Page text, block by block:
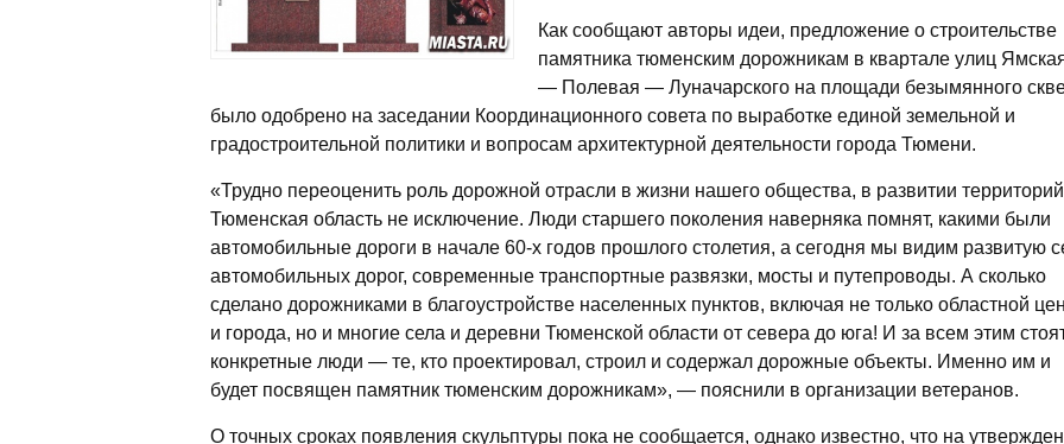
Как сообщают авторы идеи, предложение о строительстве
памятника тюменским дорожникам в квартале улиц
— Полевая — Луначарского на площади безымянного
было одобрено на заседании Координационного совета по выработке единой земельной и
градостроительной политики и вопросам архитектурной деятельности города Тюмени.
«Трудно переоценить роль дорожной отрасли в жизни нашего общества, в развитии
Тюменская область не исключение. Люди старшего поколения наверняка помнят, какими были
автомобильные дороги в начале 60-х годов прошлого столетия, а сегодня мы видим развитую
автомобильных дорог, современные транспортные развязки, мосты и путепроводы. А сколько
сделано дорожниками в благоустройстве населенных пунктов, включая не только областной
и города, но и многие села и деревни Тюменской области от севера до юга! И за всем этим
конкретные люди — те, кто проектировал, строил и содержал дорожные объекты. Именно им и
будет посвящен памятник тюменским дорожникам», — пояснили в организации ветеранов.
О точных сроках появления скульптуры пока не сообщается, однако известно, что на